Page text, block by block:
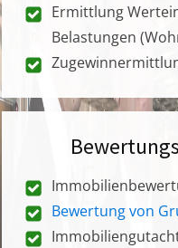
Ermittlung
Belastungen
Bewertung von